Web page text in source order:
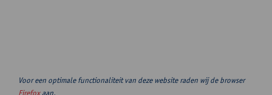
Voor een optimale functionaliteit van deze website raden wij de browser
Firefoxaan.